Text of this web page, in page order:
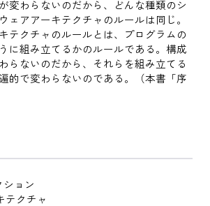
変わらないのだから、どんな種類のシ
ェアアーキテクチャのルールは同じ。
テクチャのルールとは、プログラムの
に組み立てるかのルールである。構成
らないのだから、それらを組み立てる
的で変わらないのである。（本書「序
ョン
テクチャ